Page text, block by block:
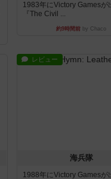
1983年にVictory Gamesが
『The Civil ...
約9時間前 by Chaco
レビュー
海兵隊
1988年にVictory Gamesが